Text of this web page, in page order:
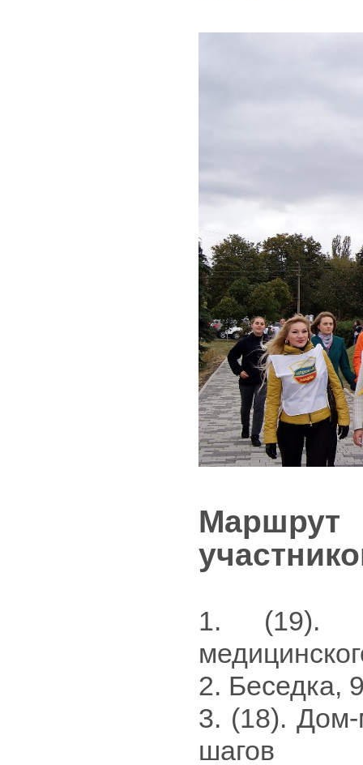
1. (19).
2. Беседка,
3. (18).
шагов